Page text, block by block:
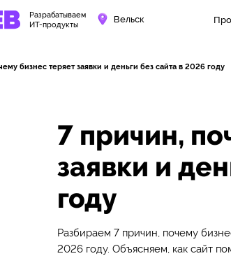
Разрабатываем
ИТ-продукты
Вельск
бизнес теряет заявки и деньги без сайта в 2026 году
7 причин,
заявки и
году
Разбираем 7 причин, почему
2026 году. Объясняем, как сайт